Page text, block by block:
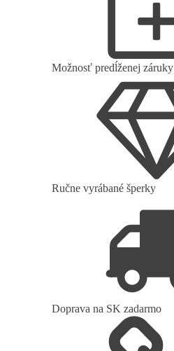
Možnosť predĺženej záruky
Ručne vyrábané šperky
Doprava na SK zadarmo